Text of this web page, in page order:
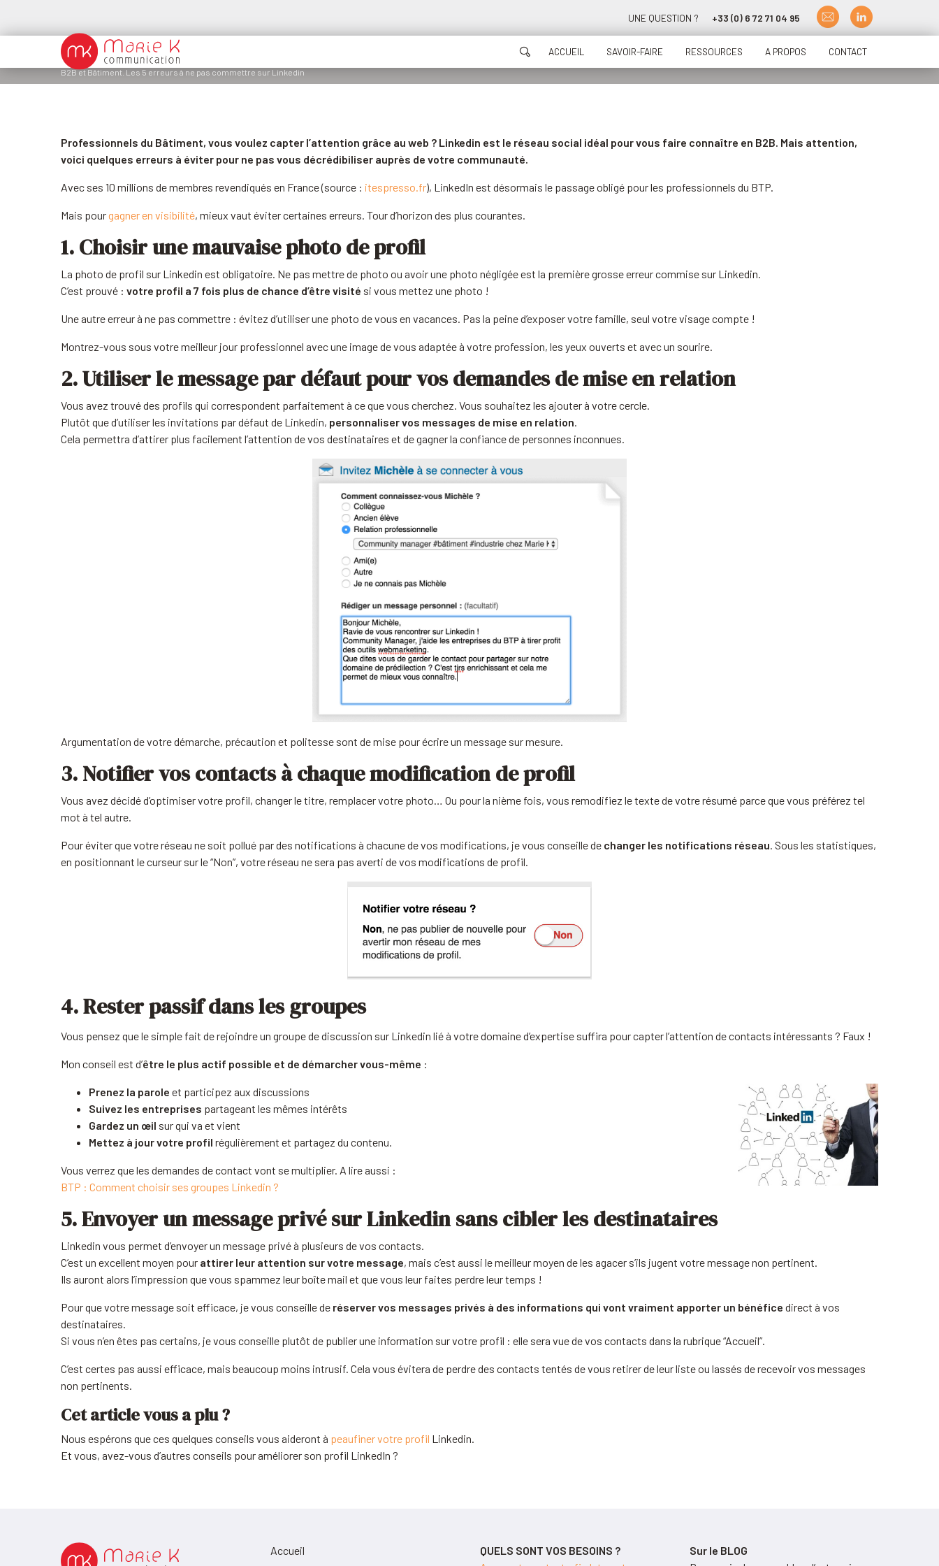
UNE QUESTION ? +33 (0) 6 72 71 04 95
ACCUEIL SAVOIR-FAIRE RESSOURCES A PROPOS CONTACT
B2B et Bâtiment. Les 5 erreurs à ne pas commettre sur Linkedin
Professionnels du Bâtiment, vous voulez capter l’attention grâce au web ? Linkedin est le réseau social idéal pour vous faire connaître en B2B. Mais attention,
voici quelques erreurs à éviter pour ne pas vous décrédibiliser auprès de votre communauté.
Avec ses 10 millions de membres revendiqués en France (source : itespresso.fr), LinkedIn est désormais le passage obligé pour les professionnels du BTP.
Mais pourgagner en visibilité, mieux vaut éviter certaines erreurs. Tour d’horizon des plus courantes.
1. Choisir une mauvaise photo de profil
La photo de profil sur Linkedin est obligatoire. Ne pas mettre de photo ou avoir une photo négligée est la première grosse erreur commise sur Linkedin.
C’est prouvé : votre profil a 7 fois plus de chance d’être visité si vous mettez une photo !
Une autre erreur à ne pas commettre : évitez d’utiliser une photo de vous en vacances. Pas la peine d’exposer votre famille, seul votre visage compte !
Montrez-vous sous votre meilleur jour professionnel avec une image de vous adaptée à votre profession, les yeux ouverts et avec un sourire.
2. Utiliser le message par défaut pour vos demandes de mise en relation
Vous avez trouvé des profils qui correspondent parfaitement à ce que vous cherchez. Vous souhaitez les ajouter à votre cercle.
Plutôt que d’utiliser les invitations par défaut de Linkedin, personnaliser vos messages de mise en relation.
Cela permettra d’attirer plus facilement l’attention de vos destinataires et de gagner la confiance de personnes inconnues.
Argumentation de votre démarche, précaution et politesse sont de mise pour écrire un message sur mesure.
3. Notifier vos contacts à chaque modification de profil
Vous avez décidé d’optimiser votre profil, changer le titre, remplacer votre photo… Ou pour la nième fois, vous remodifiez le texte de votre résumé parce que vous préférez tel
mot à tel autre.
Pour éviter que votre réseau ne soit pollué par des notifications à chacune de vos modifications, je vous conseille de changer les notifications réseau. Sous les statistiques,
en positionnant le curseur sur le “Non”, votre réseau ne sera pas averti de vos modifications de profil.
4. Rester passif dans les groupes
Vous pensez que le simple fait de rejoindre un groupe de discussion sur Linkedin lié à votre domaine d’expertise suffira pour capter l’attention de contacts intéressants ? Faux !
Mon conseil est d’être le plus actif possible et de démarcher vous-même :
Prenez la parole et participez aux discussions
Suivez les entreprises partageant les mêmes intérêts
Gardez un œil sur qui va et vient
Mettez à jour votre profil régulièrement et partagez du contenu.
Vous verrez que les demandes de contact vont se multiplier. A lire aussi :
BTP : Comment choisir ses groupes Linkedin ?
5. Envoyer un message privé sur Linkedin sans cibler les destinataires
Linkedin vous permet d’envoyer un message privé à plusieurs de vos contacts.
C’est un excellent moyen pour attirer leur attention sur votre message, mais c’est aussi le meilleur moyen de les agacer s’ils jugent votre message non pertinent.
Ils auront alors l’impression que vous spammez leur boîte mail et que vous leur faites perdre leur temps !
Pour que votre message soit efficace, je vous conseille de réserver vos messages privés à des informations qui vont vraiment apporter un bénéfice direct à vos
destinataires.
Si vous n’en êtes pas certains, je vous conseille plutôt de publier une information sur votre profil : elle sera vue de vos contacts dans la rubrique “Accueil”.
C’est certes pas aussi efficace, mais beaucoup moins intrusif. Cela vous évitera de perdre des contacts tentés de vous retirer de leur liste ou lassés de recevoir vos messages
non pertinents.
Cet article vous a plu ?
Nous espérons que ces quelques conseils vous aideront à peaufiner votre profil Linkedin.
Et vous, avez-vous d’autres conseils pour améliorer son profil LinkedIn ?
Accueil
QUELS SONT VOS BESOINS ?
Sur le BLOG